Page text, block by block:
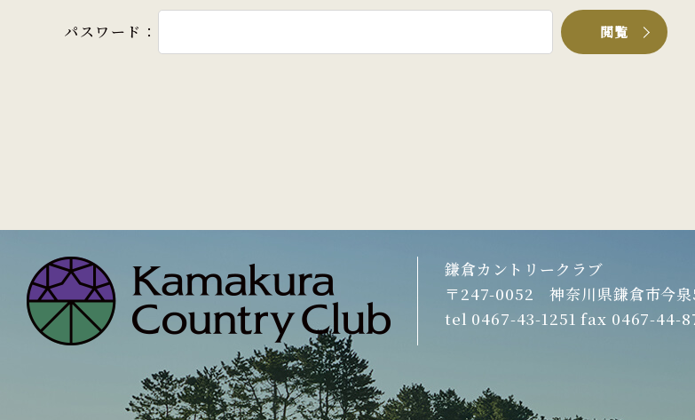
パスワード： 閲覧
鎌倉カントリークラブ
〒247-0052 神奈川県鎌倉市今
tel 0467-43-1251 fax 0467-44-